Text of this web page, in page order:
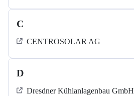
C
CENTROSOLAR AG
D
Dresdner Kühlanlagenbau GmbH